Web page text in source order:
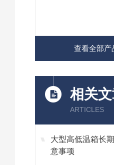
查看全部产
相关
ARTICLES
大型高低温箱长
意事项